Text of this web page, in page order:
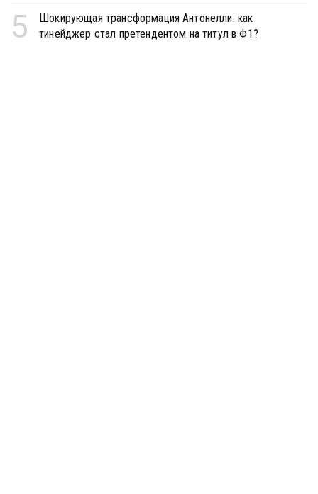
5
Шокирующая трансформация Антонелли: как
тинейджер стал претендентом на титул в Ф1?